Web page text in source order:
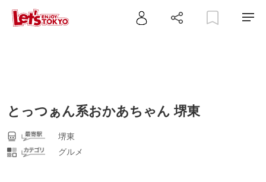
とっつぁん系おかあちゃん 堺東
堺東
グルメ